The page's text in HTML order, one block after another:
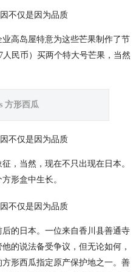
高岛屋特意为这些芒果制作了节
人民币）买两个特大号芒果，当然
方形西瓜
，当然，现在不只出现在日本。
形盒中生长。
的日本。一位来自香川县善通寺
的说法备受争议，但无论如何，
形西瓜指定原产保护地之一。善